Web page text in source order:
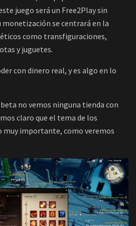
juego será un Free2Play sin
monetización se centrará en la
como transfiguraciones,
y juguetes.
con dinero real, y es algo en lo
no vemos ninguna tienda con
claro que el tema de los
muy importante, como veremos